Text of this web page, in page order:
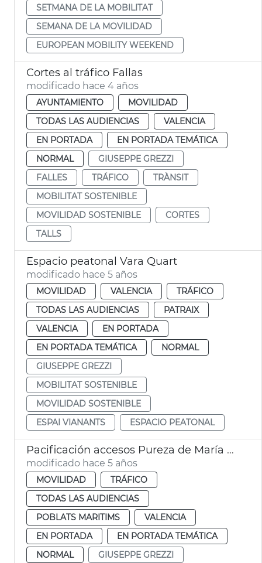
SETMANA DE LA MOBILITAT
SEMANA DE LA MOVILIDAD
EUROPEAN MOBILITY WEEKEND
Cortes al tráfico Fallas
modificado hace 4 años
AYUNTAMIENTO
MOVILIDAD
TODAS LAS AUDIENCIAS
VALENCIA
EN PORTADA
EN PORTADA TEMÁTICA
NORMAL
GIUSEPPE GREZZI
FALLES
TRÁFICO
TRÀNSIT
MOBILITAT SOSTENIBLE
MOVILIDAD SOSTENIBLE
CORTES
TALLS
Espacio peatonal Vara Quart
modificado hace 5 años
MOVILIDAD VALENCIA
TRÁFICO
TODAS LAS AUDIENCIAS
PATRAIX
VALENCIA
EN PORTADA
EN PORTADA TEMÁTICA
NORMAL
GIUSEPPE GREZZI
MOBILITAT SOSTENIBLE
MOVILIDAD SOSTENIBLE
ESPAI VIANANTS
ESPACIO PEATONAL
Pacificación accesos Pureza de María Grau
modificado hace 5 años
MOVILIDAD
TRÁFICO
TODAS LAS AUDIENCIAS
POBLATS MARITIMS
VALENCIA
EN PORTADA
EN PORTADA TEMÁTICA
NORMAL
GIUSEPPE GREZZI